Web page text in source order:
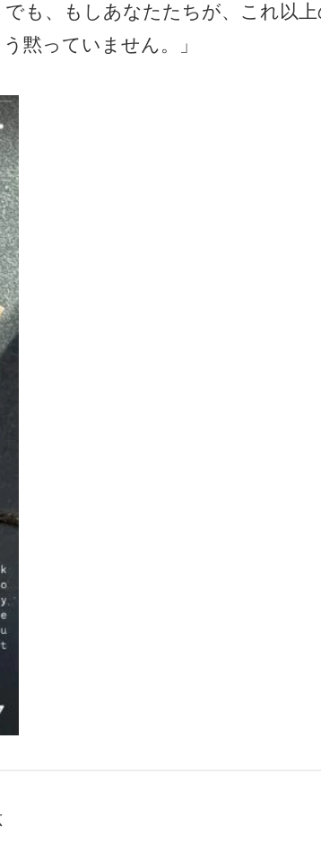
も、もしあなたたちが、これ以上
黙っていません。」